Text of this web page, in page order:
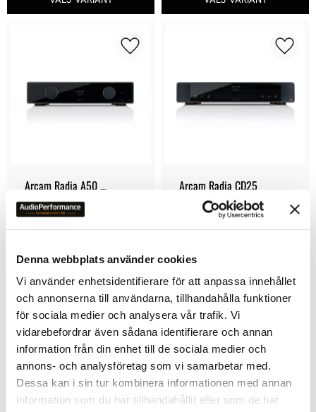
Denna webbplats använder cookies
Vi använder enhetsidentifierare för att anpassa innehållet
och annonserna till användarna, tillhandahålla funktioner
för sociala medier och analysera vår trafik. Vi
vidarebefordrar även sådana identifierare och annan
information från din enhet till de sociala medier och
annons- och analysföretag som vi samarbetar med.
Dessa kan i sin tur kombinera informationen med annan
information som du har tillhandahållit eller som de har
Arcam Radia A50
Signature
Förfinad till den mest
ambitiösa integrerade
32 990kr
Lägg till i favoriter
Arcam Radia CD25
En ny referens för CD-
uppspelning
18 995kr
Lägg
Lägg till i favoriter